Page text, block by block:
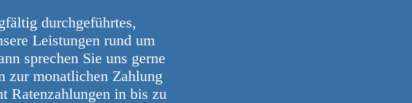
durchgeführtes,
Leistungen rund um
sprechen Sie uns gerne
zur monatlichen Zahlung
Ratenzahlungen in bis zu